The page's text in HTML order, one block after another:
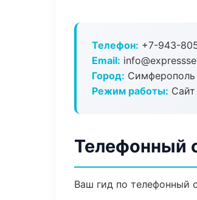
Телефон: +7-943-
Email:
Город: Симферополь
Режим работы:
Телефонный
Ваш гид по телефонный